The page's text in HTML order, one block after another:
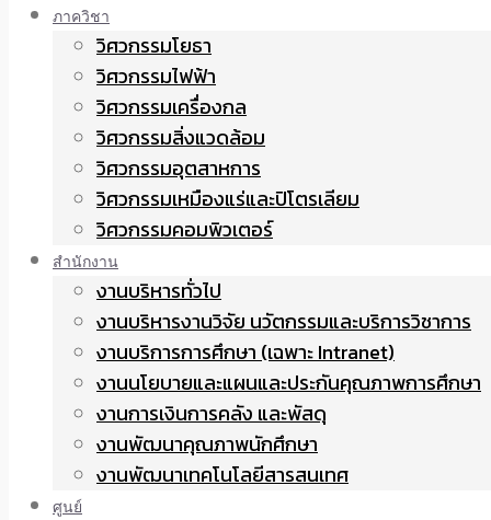
ภาควิชา
วิศวกรรมโยธา
วิศวกรรมไฟฟ้า
วิศวกรรมเครื่องกล
วิศวกรรมสิ่งแวดล้อม
วิศวกรรมอุตสาหการ
วิศวกรรมเหมืองแร่และปิโตรเลียม
วิศวกรรมคอมพิวเตอร์
สำนักงาน
งานบริหารทั่วไป
งานบริหารงานวิจัย นวัตกรรมและบริการวิชาการ
งานบริการการศึกษา (เฉพาะ Intranet)
งานนโยบายและแผนและประกันคุณภาพการศึกษา
งานการเงินการคลัง และพัสดุ
งานพัฒนาคุณภาพนักศึกษา
งานพัฒนาเทคโนโลยีสารสนเทศ
ศูนย์